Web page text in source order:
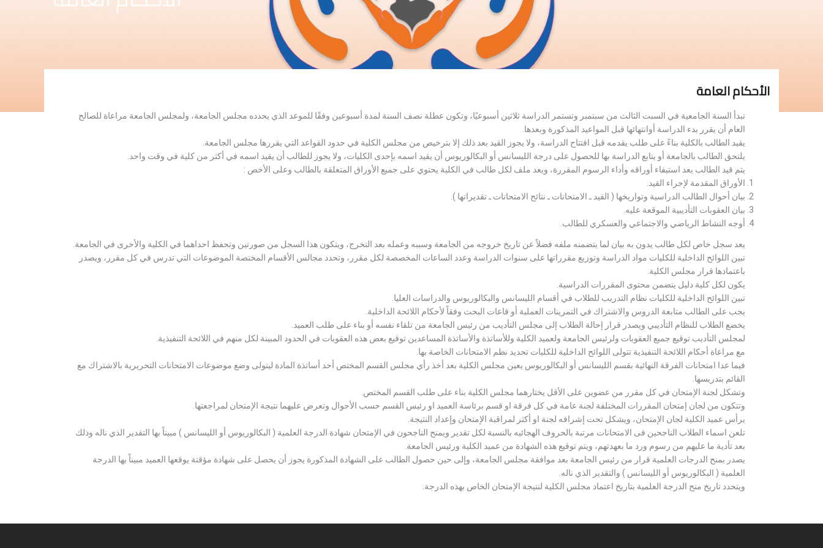
الأحكام العامة
تبدأ السنة الجامعية في السبت الثالث من سبتمبر وتستمر الدراسة ثلاثين أسبوعيًا، وتكون عطلة نصف السنة لمدة أسبوعين وفقًا للموعد الذي يحدده مجلس الجامعة، ولمجلس الجامعة مراعاة للصالح
العام أن يقرر بدء الدراسة أوانتهائها قبل المواعيد المذكورة وبعدها.
يقيد الطالب بالكلية بناءً على طلب يقدمه قبل افتتاح الدراسة، ولا يجوز القيد بعد ذلك إلا بترخيص من مجلس الكلية في حدود القواعد التي يقررها مجلس الجامعة.
يلتحق الطالب بالجامعة أو يتابع الدراسة بها للحصول على درجة الليسانس أو البكالوريوس أن يقيد اسمه بإحدى الكليات، ولا يجوز للطالب أن يقيد اسمه في أكثر من كلية في وقت واحد.
يتم قيد الطالب بعد استيفاء أوراقه وأداء الرسوم المقررة، ويعد ملف لكل طالب في الكلية يحتوي على جميع الأوراق المتعلقة بالطالب وعلى الأخص :
الأوراق المقدمة لإجراء القيد.
بيان أحوال الطالب الدراسية وتواريخها ( القيد ـ الامتحانات ـ نتائح الامتحانات ـ تقديراتها ).
بيان العقوبات التأديبية الموقعة عليه.
أوجه النشاط الرياضي والاجتماعي والعسكري للطالب.
يعد سجل خاص لكل طالب يدون به بيان لما يتضمنه ملفه فضلاً عن تاريخ خروجه من الجامعة وسببه وعمله بعد التخرج، ويتكون هذا السجل من صورتين وتحفظ احداهما في الكلية والأخرى في الجامعة.
تبين اللوائح الداخلية للكليات مواد الدراسة وتوزيع مقرراتها على سنوات الدراسة وعدد الساعات المخصصة لكل مقرر، وتحدد مجالس الأقسام المختصة الموضوعات التي تدرس في كل مقرر، ويصدر
باعتمادها قرار مجلس الكلية.
يكون لكل كلية دليل يتضمن محتوى المقررات الدراسية.
تبين اللوائح الداخلية للكليات نظام التدريب للطلاب في أقسام الليسانس والبكالوريوس والدراسات العليا.
يجب على الطالب متابعة الدروس والاشتراك في التمرينات العملية أو قاعات البحث وفقاً لأحكام اللائحة الداخلية.
يخضع الطلاب للنظام التأديبي ويصدر قرار إحالة الطلاب إلى مجلس التأديب من رئيس الجامعة من تلقاء نفسه أو بناء على طلب العميد.
لمجلس التأديب توقيع جميع العقوبات ولرئيس الجامعة ولعميد الكلية وللأساتذة والأساتذة المساعدين توقيع بعض هذه العقوبات في الحدود المبينة لكل منهم في اللائحة التنفيذية.
مع مراعاة أحكام اللائحة التنفيذية تتولى اللوائح الداخلية للكليات تحديد نظم الامتحانات الخاصة بها.
فيما عدا امتحانات الفرقة النهائية بقسم الليسانس أو البكالوريوس يعين مجلس الكلية بعد أخذ رأي مجلس القسم المختص أحد أساتذة المادة ليتولى وضع موضوعات الامتحانات التحريرية بالاشتراك مع
القائم بتدريسها.
وتشكل لجنة الإمتحان في كل مقرر من عضوين على الأقل يختارهما مجلس الكلية بناء على طلب القسم المختص.
وتتكون من لجان إمتحان المقررات المختلفة لجنة عامة في كل فرقة او قسم برئاسة العميد او رئيس القسم حسب الأحوال وتعرض عليهما نتيجة الإمتحان لمراجعتها.
يرأس عميد الكلية لجان الإمتحان، ويشكل تحت إشرافه لجنة او أكثر لمراقبة الإمتحان وإعداد النتيجة.
تلعن اسماء الطلاب الناجحين فى الامتحانات مرتبة بالحروف الهجائيه بالنسبة لكل تقدير ويمنح الناجحون في الإمتحان شهادة الدرجة العلمية ( البكالوريوس أو الليسانس ) مبيناً بها التقدير الذي ناله وذلك
بعد تأدية ما عليهم من رسوم ورد ما بعهدتهم، ويتم توقيع هذه الشهادة من عميد الكلية ورئيس الجامعة.
يصدر بمنح الدرجات العلمية قرار من رئيس الجامعة بعد موافقة مجلس الجامعة، وإلى حين حصول الطالب على الشهادة المذكورة يجوز أن يحصل على شهادة مؤقتة يوقعها العميد مبيناً بها الدرجة
العلمية ( البكالوريوس أو الليسانس ) والتقدير الذي ناله.
ويتحدد تاريخ منح الدرجة العلمية بتاريخ اعتماد مجلس الكلية لنتيجة الإمتحان الخاص بهذه الدرجة.